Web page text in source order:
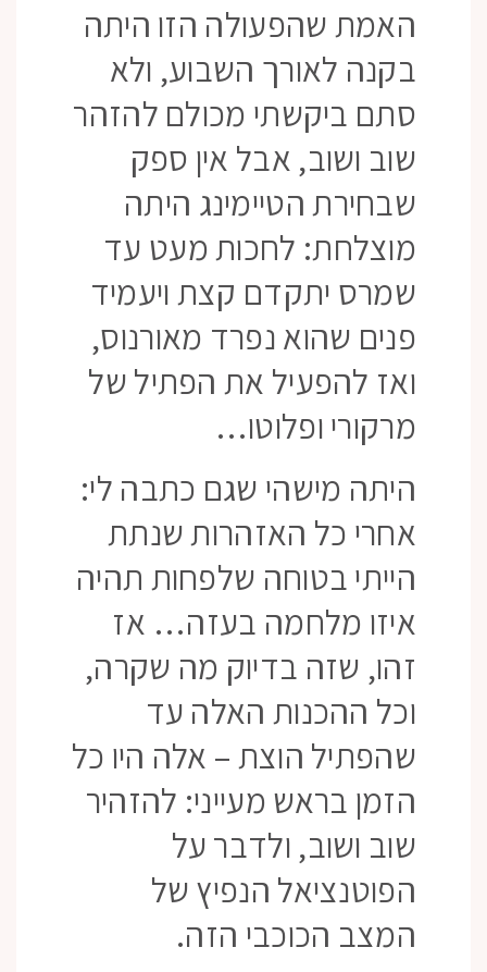
האמת שהפעולה הזו היתה
בקנה לאורך השבוע, ולא
סתם ביקשתי מכולם להזהר
שוב ושוב, אבל אין ספק
שבחירת הטיימינג היתה
מוצלחת: לחכות מעט עד
שמרס יתקדם קצת ויעמיד
פנים שהוא נפרד מאורנוס,
ואז להפעיל את הפתיל של
מרקורי ופלוטו…
היתה מישהי שגם כתבה לי:
אחרי כל האזהרות שנתת
הייתי בטוחה שלפחות תהיה
איזו מלחמה בעזה… אז
זהו, שזה בדיוק מה שקרה,
וכל ההכנות האלה עד
שהפתיל הוצת – אלה היו כל
הזמן בראש מעייני: להזהיר
שוב ושוב, ולדבר על
הפוטנציאל הנפיץ של
המצב הכוכבי הזה.